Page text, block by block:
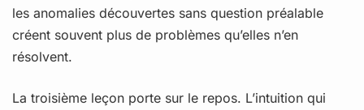
les anomalies découvertes sans question préalable
créent souvent plus de problèmes qu’elles n’en
résolvent.
La troisième leçon porte sur le repos. L’intuition qui